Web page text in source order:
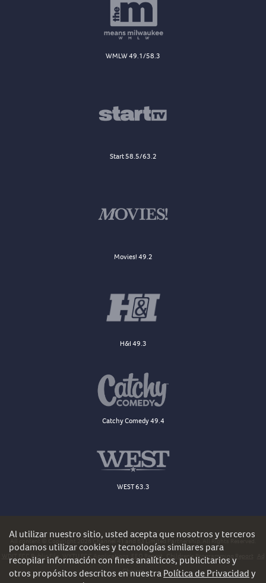
WMLW 49.1/58.3
Start 58.5/63.2
Movies! 49.2
H&I 49.3
Catchy Comedy 49.4
WEST 63.3
All content © Copyright 2026 Channel 41 and 63 Limited Partnership. All Rights Reserved.
WDJT FCC Public File
WYTU FCC Applications EEO Report Children's Programming Report
Choices
Al utilizar nuestro sitio, usted acepta que nosotros y terceros
podamos utilizar cookies y tecnologías similares para
recopilar información con fines analíticos, publicitarios y
otros propósitos descritos en nuestraPolítica de Privacidady